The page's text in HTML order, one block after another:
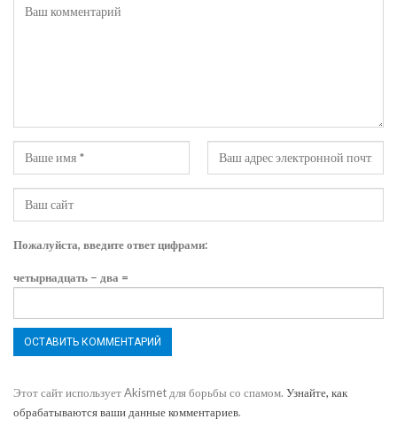
Пожалуйста, введите ответ цифрами:
четырнадцать − два =
Этот сайт использует Akismet для борьбы со спамом. Узнайте, как
обрабатываются ваши данные комментариев.